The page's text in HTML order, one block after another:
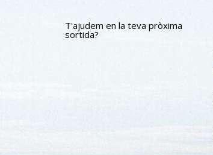
T'ajudem en la teva pròxima
sortida?